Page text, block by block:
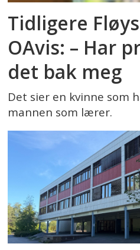
Tidligere
OAvis: – Har
det bak meg
Det sier en kvinne som
mannen som lærer.